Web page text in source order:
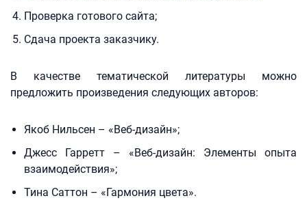
Проверка готового сайта;
Сдача проекта заказчику.
В качестве тематической литературы можно
предложить произведения следующих авторов:
Якоб Нильсен – «Веб-дизайн»;
Джесс Гарретт – «Веб-дизайн: Элементы опыта
взаимодействия»;
Тина Саттон – «Гармония цвета».